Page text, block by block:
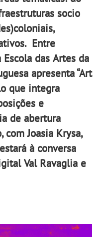
socio
Entre
das Artes da
apresenta “Art
que integra
e
de abertura
Joasia Krysa,
à conversa
Val Ravaglia e